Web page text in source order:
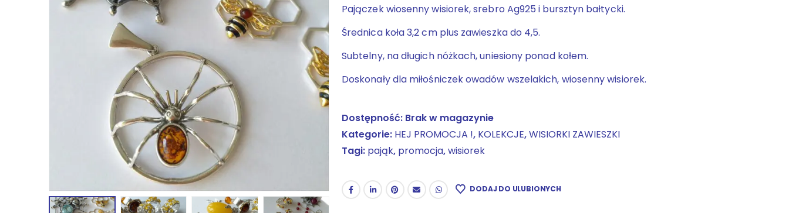
Pajączek wiosenny wisiorek, srebro Ag925 i bursztyn bałtycki.
Średnica koła 3,2 cm plus zawieszka do 4,5.
Subtelny, na długich nóżkach, uniesiony ponad kołem.
Doskonały dla miłośniczek owadów wszelakich, wiosenny wisiorek.
Dostępność: Brak w magazynie
Kategorie: HEJ PROMOCJA !, KOLEKCJE,WISIORKI ZAWIESZKI
Tagi: pająk, promocja,wisiorek
DODAJ DO ULUBIONYCH